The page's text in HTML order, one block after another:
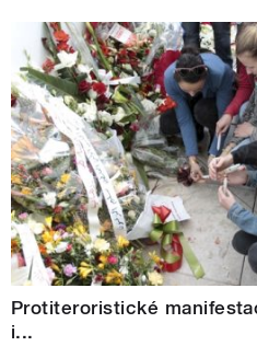
Protiteroristické
i...